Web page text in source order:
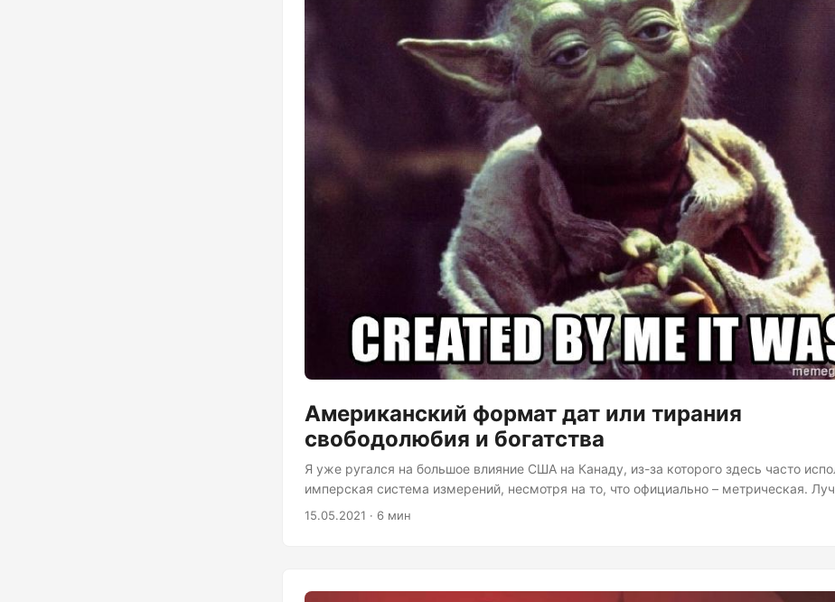
Американский формат дат или тирания
свободолюбия и богатства
Я уже ругался на большое влияние США на Канаду, из-за которого здесь часто
имперская система измерений, несмотря на то, что официально – метрическая.
нибудь хорошее переняли у США. Правда на ум не приходит, что именно. Вторая моя
обсуждения они не важны....
15.05.2021 · 6 мин